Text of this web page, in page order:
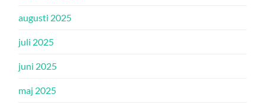
augusti 2025
juli 2025
juni 2025
maj 2025